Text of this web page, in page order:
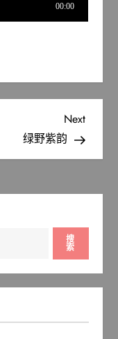
Next
Post
Next
绿野紫韵
搜
索